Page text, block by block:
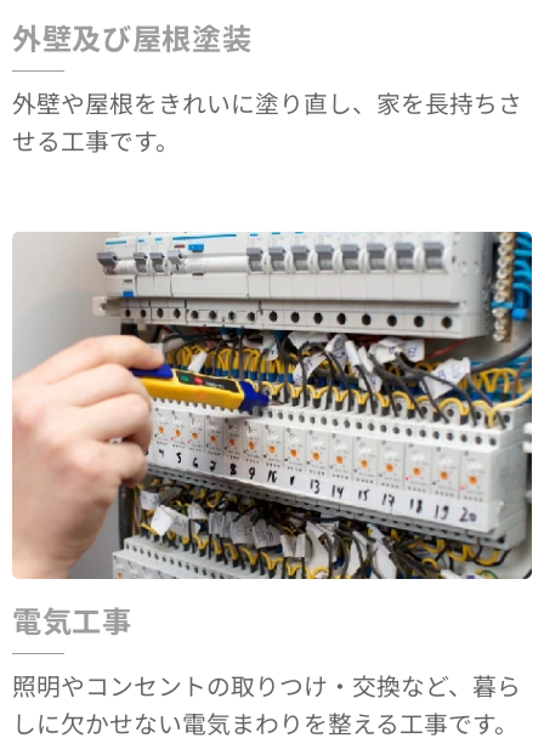
外壁及び屋根塗装
外壁や屋根をきれいに塗り直し、家を長持ちさ
せる工事です。
電気工事
照明やコンセントの取りつけ・交換など、暮ら
しに欠かせない電気まわりを整える工事です。